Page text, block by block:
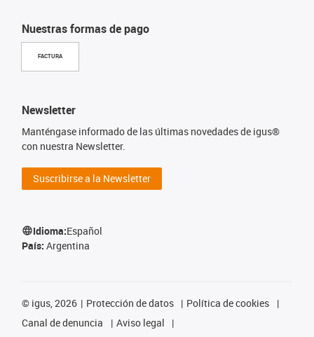
Nuestras formas de pago
FACTURA
Newsletter
Manténgase informado de las últimas novedades de igus®
con nuestra Newsletter.
Suscribirse a la Newsletter
Idioma:Español
País: Argentina
© igus, 2026 Protección de datos
Política de cookies
Canal de denuncia
Aviso legal